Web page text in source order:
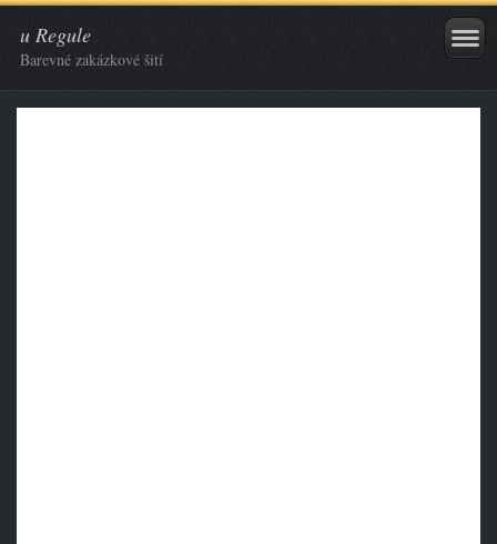
u Regule
Barevné zakázkové šití